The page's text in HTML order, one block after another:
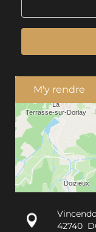
M'y rendre
42740